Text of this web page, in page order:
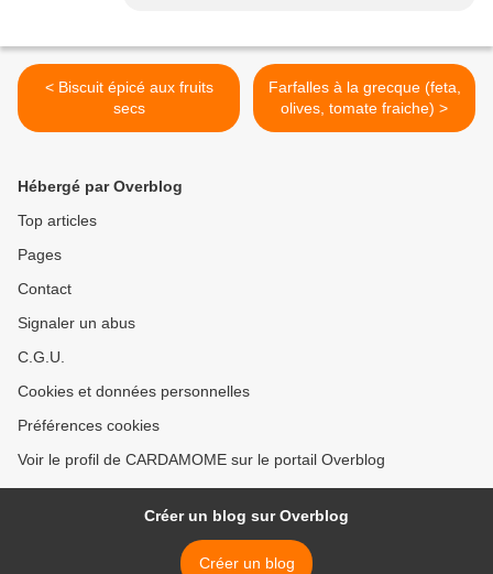
< Biscuit épicé aux fruits
secs
Farfalles à la grecque (feta,
olives, tomate fraiche) >
Hébergé par Overblog
Top articles
Pages
Contact
Signaler un abus
C.G.U.
Cookies et données personnelles
Préférences cookies
Voir le profil de CARDAMOME sur le portail Overblog
Créer un blog sur Overblog
Créer un blog